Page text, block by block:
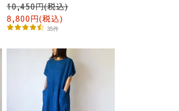
10,450円(税込)
8,800円(税込)
35件